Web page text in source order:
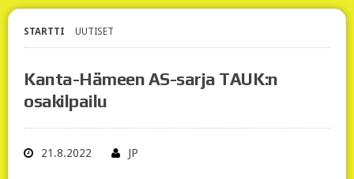
STARTTI UUTISET
Kanta-Hämeen AS-sarja TAUK:n
osakilpailu
21.8.2022 JP